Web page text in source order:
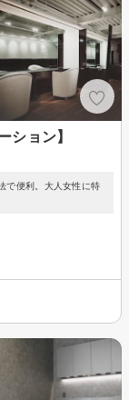
ション】
で便利。大人女性に特